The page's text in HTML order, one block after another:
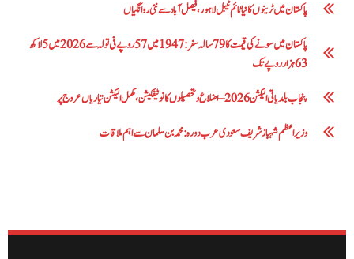
پاکستان میں ٹرینوں کا نیا ٹائم ٹیبل لاہور، فیصل آباد سے نئی روانگیاں
پاکستان میں سونے کی قیمت کا 79 سالہ سفر: 1947 میں 57 روپے فی تولہ سے 2026 میں 5 لاکھ
63 ہزار روپے تک
پنجاب بلدیاتی الیکشن 2026 – اضلاع و تحصیلوں کا نوٹیفکیشن، مکمل الیکشن تیاریاں عروج پر
وزیراعظم شہباز شریف سعودی عرب دورہ: محمد بن سلمان سے اہم ملاقات